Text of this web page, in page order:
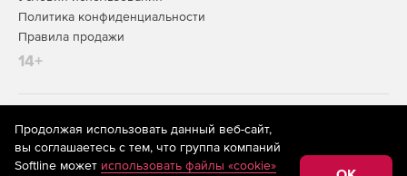
Политика конфиденциальности
Правила продажи
14+
На информационном ресурсе store.softline.ru применяются
рекомендательные технологии
(информационные технологии
предоставления информации на основе сбора,
систематизации и анализа сведений, относящихся к
Продолжая использовать данный веб-сайт,
вы соглашаетесь с тем, что группа компаний
Softline может использовать файлы «cookie»